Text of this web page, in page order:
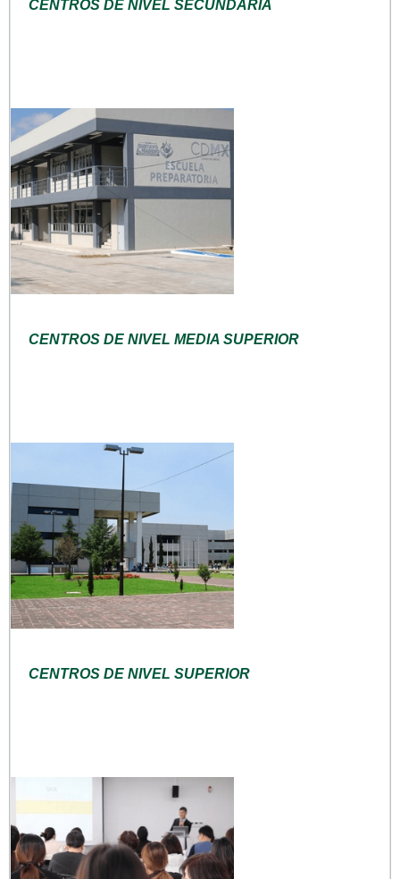
CENTROS DE NIVEL SECUNDARIA
CENTROS DE NIVEL MEDIA SUPERIOR
CENTROS DE NIVEL SUPERIOR